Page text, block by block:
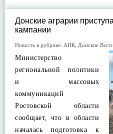
Донские аграрии
кампании
Новость в рубрике: АПК Донские
Министерство
региональной политики
и массовых
коммуникаций
Ростовской области
сообщает, что в области
началась подготовка к